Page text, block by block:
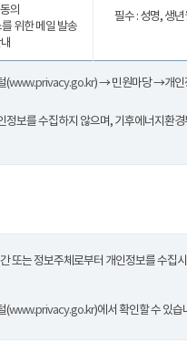
의
위한 메일 발송
필수 : 성명, 생
(www.privacy.go.kr) → 민원마당 →개인
정보를 수집하지 않으며, 기후에너지환
는 정보주체로부터 개인정보를 수집
(www.privacy.go.kr)에서 확인할 수 있습